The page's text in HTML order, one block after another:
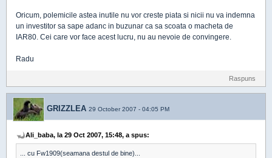
Oricum, polemicile astea inutile nu vor creste piata si nicii nu va indemna
un investitor sa sape adanc in buzunar ca sa scoata o macheta de
IAR80. Cei care vor face acest lucru, nu au nevoie de convingere.
Radu
Raspuns
GRIZZLEA 29 October 2007 - 04:05 PM
Ali_baba, la 29 Oct 2007, 15:48, a spus:
... cu Fw1909(seamana destul de bine)...